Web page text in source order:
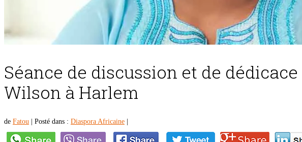
Séance de discussion et de
Wilson à Harlem
de Fatou Posté dans : Diaspora Africaine